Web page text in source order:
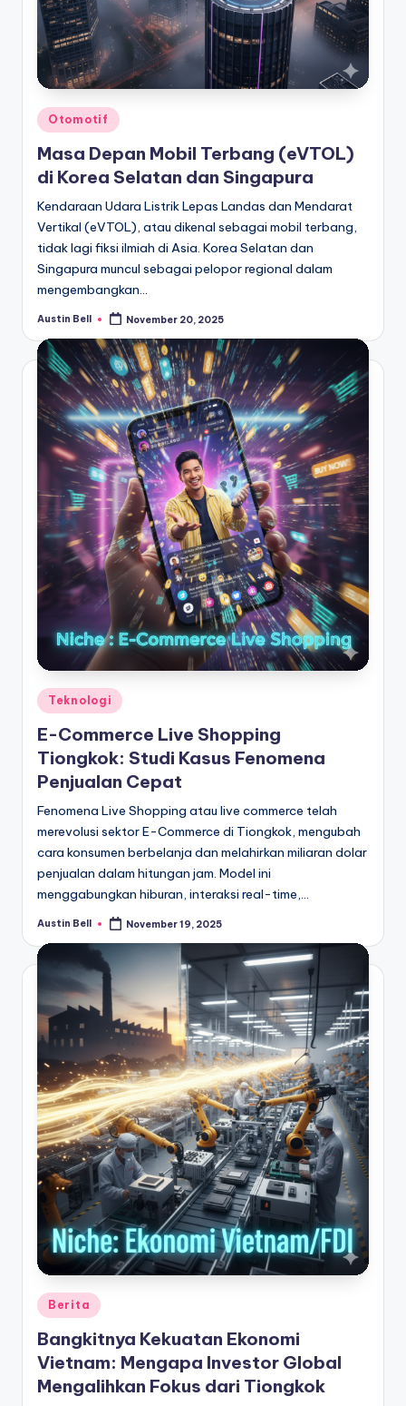
Posted
in
Otomotif
Masa Depan Mobil Terbang (eVTOL)
di Korea Selatan dan Singapura
Kendaraan Udara Listrik Lepas Landas dan Mendarat
Vertikal (eVTOL), atau dikenal sebagai mobil terbang,
tidak lagi fiksi ilmiah di Asia. Korea Selatan dan
Singapura muncul sebagai pelopor regional dalam
mengembangkan…
Posted
Austin Bell November 20, 2025
Posted
in
Teknologi
E-Commerce Live Shopping
Tiongkok: Studi Kasus Fenomena
Penjualan Cepat
Fenomena Live Shopping atau live commerce telah
merevolusi sektor E-Commerce di Tiongkok, mengubah
cara konsumen berbelanja dan melahirkan miliaran dolar
penjualan dalam hitungan jam. Model ini
menggabungkan hiburan, interaksi real-time,…
Posted
Austin Bell November 19, 2025
Posted
in
Berita
Bangkitnya Kekuatan Ekonomi
Vietnam: Mengapa Investor Global
Mengalihkan Fokus dari Tiongkok